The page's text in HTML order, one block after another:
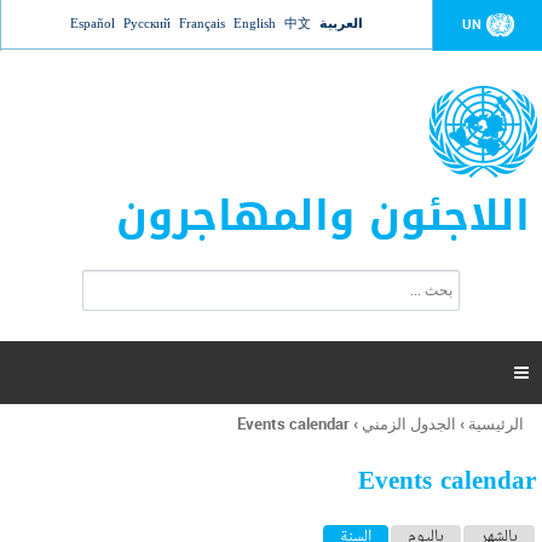
Jump to navigation UN العربية 中文
English
Français
Русский
Español
اللاجئون والمهاجرون
ت
ر
ل
ح
ب

أنت
هنا
الرئيسية › الجدول الزمني ›
Events calendar
Events calendar